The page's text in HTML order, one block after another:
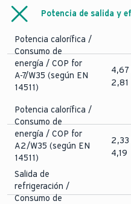
Potencia de salida y
Potencia calorífica /
Consumo de
energía / COP for
A-7/W35 (según EN
14511)
4,67
2,81
Potencia calorífica /
Consumo de
energía / COP for
A2/W35 (según EN
14511)
2,33
4,19
Salida de
refrigeración /
Consumo de